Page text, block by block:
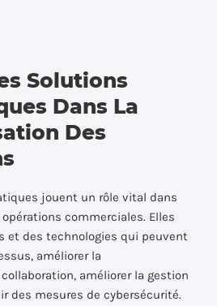
Solutions
Dans La
Des
jouent un rôle vital dans
commerciales. Elles
et des technologies qui peuvent
améliorer la
améliorer la gestion
des mesures de cybersécurité.